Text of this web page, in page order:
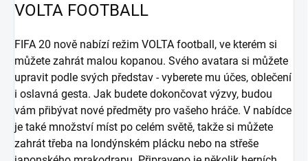
VOLTA FOOTBALL
FIFA 20 nově nabízí režim VOLTA football, ve kterém si
můžete zahrát malou kopanou. Svého avatara si můžete
upravit podle svých představ - vyberete mu účes, oblečení
i oslavná gesta. Jak budete dokončovat výzvy, budou
vám přibývat nové předměty pro vašeho hráče. V nabídce
je také množství míst po celém světě, takže si můžete
zahrát třeba na londýnském plácku nebo na střeše